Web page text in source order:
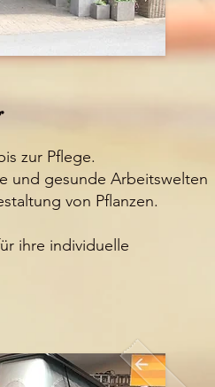
zur Pflege.
und gesunde Arbeitswelten
von Pflanzen.
ihre individuelle